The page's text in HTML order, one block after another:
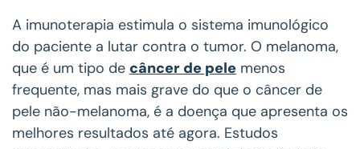
A imunoterapia estimula o sistema imunológico
do paciente a lutar contra o tumor. O melanoma,
que é um tipo de câncer de pele menos
frequente, mas mais grave do que o câncer de
pele não-melanoma, é a doença que apresenta os
melhores resultados até agora. Estudos